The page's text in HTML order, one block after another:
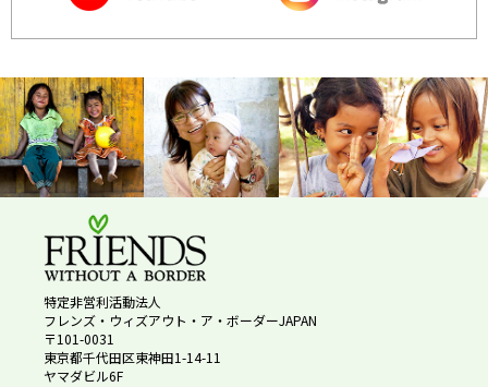
特定非営利活動法人
フレンズ・ウィズアウト・ア・ボーダーJAPAN
〒101-0031
東京都千代田区東神田1-14-11
ヤマダビル6F